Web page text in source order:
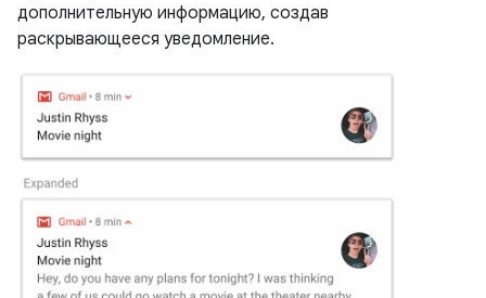
дополнительную информацию, создав
раскрывающееся уведомление.